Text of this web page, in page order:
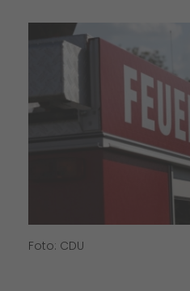
Foto: CDU